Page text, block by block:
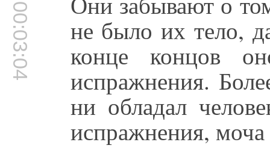
00:03:04 не было их тело,
конце концов
испражнения.
ни обладал
испражнения,